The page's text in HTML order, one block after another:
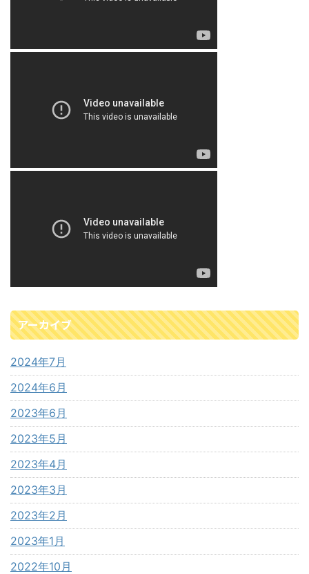
アーカイブ
2024年7月
2024年6月
2023年6月
2023年5月
2023年4月
2023年3月
2023年2月
2023年1月
2022年10月